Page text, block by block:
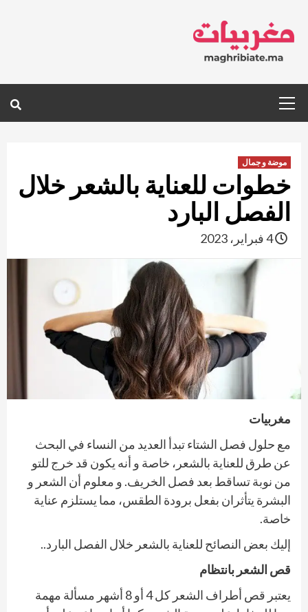
content
Menu
موضة و جمال
خطوات للعناية بالشعر خلال
الفصل البارد
4 فبراير، 2023
مغربيات
مع حلول فصل الشتاء تبدأ العديد من النساء في البحث
عن طرق للعناية بالشعر، خاصة و أنه يكون قد خرج للتو
من نوبة تساقط بعد فصل الخريف. و معلوم أن الشعر و
البشرة يتأثران بفعل برودة الطقس، مما يستلزم عناية
خاصة.
إليك بعض النصائح للعناية بالشعر خلال الفصل البارد..
قص الشعر بانتظام
يعتبر قص أطراف الشعر كل 4 أو 8 أشهر مسألة مهمة